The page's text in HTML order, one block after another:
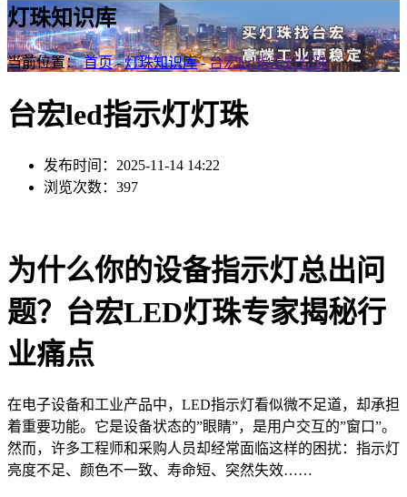
灯珠知识库
当前位置：首页-灯珠知识库-台宏led指示灯灯珠
台宏led指示灯灯珠
发布时间：2025-11-14 14:22
浏览次数：397
为什么你的设备指示灯总出问
题？台宏LED灯珠专家揭秘行
业痛点
在电子设备和工业产品中，LED指示灯看似微不足道，却承担
着重要功能。它是设备状态的”眼睛”，是用户交互的”窗口”。
然而，许多工程师和采购人员却经常面临这样的困扰：指示灯
亮度不足、颜色不一致、寿命短、突然失效……